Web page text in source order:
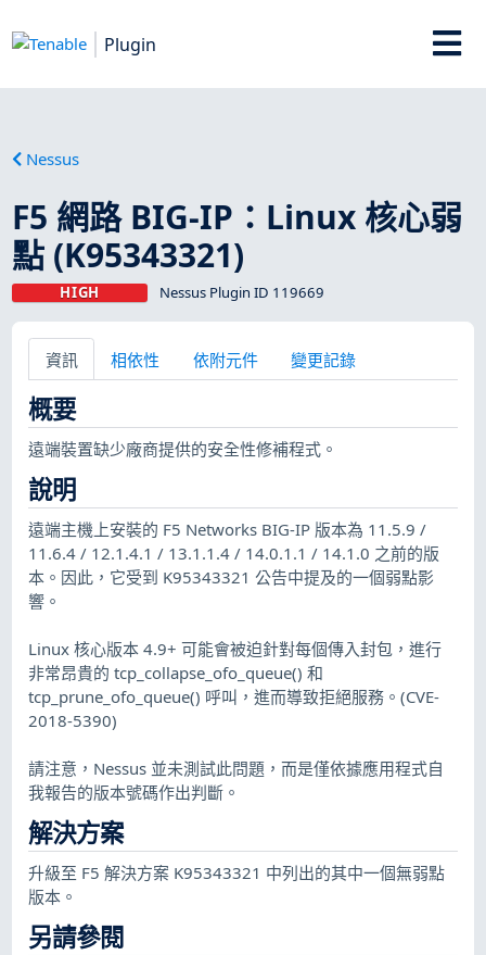
Plugin
Nessus
F5 網路 BIG-IP：Linux 核心弱
點 (K95343321)
HIGH Nessus Plugin ID 119669
資訊 相依性 依附元件 變更記錄
概要
遠端裝置缺少廠商提供的安全性修補程式。
說明
遠端主機上安裝的 F5 Networks BIG-IP 版本為 11.5.9 /
11.6.4 / 12.1.4.1 / 13.1.1.4 / 14.0.1.1 / 14.1.0 之前的版
本。因此，它受到 K95343321 公告中提及的一個弱點影
響。
Linux 核心版本 4.9+ 可能會被迫針對每個傳入封包，進行
非常昂貴的 tcp_collapse_ofo_queue() 和
tcp_prune_ofo_queue() 呼叫，進而導致拒絕服務。(CVE-
2018-5390)
請注意，Nessus 並未測試此問題，而是僅依據應用程式自
我報告的版本號碼作出判斷。
解決方案
升級至 F5 解決方案 K95343321 中列出的其中一個無弱點
版本。
另請參閱